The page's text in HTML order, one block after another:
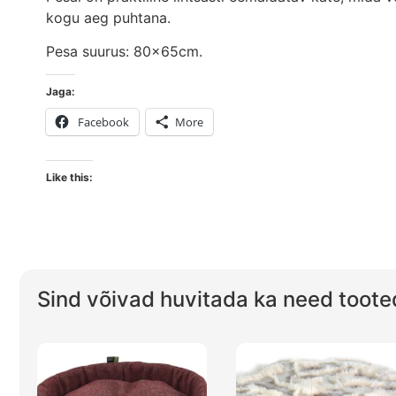
kogu aeg puhtana.
Pesa suurus: 80x65cm.
Jaga:
Facebook More
Like this:
Sind võivad huvitada ka need